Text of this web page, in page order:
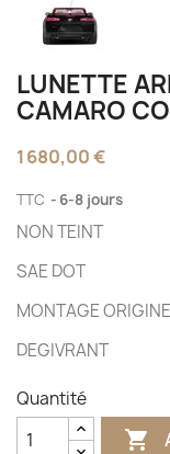
LUNETTE
CAMARO
1 680,00 €
TTC 6-8 jours
NON TEINT
SAE DOT
MONTAGE ORIGINE
DEGIVRANT
Quantité
